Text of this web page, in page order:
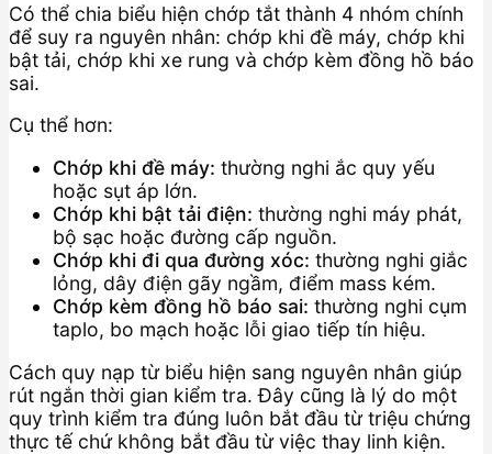
Có thể chia biểu hiện chớp tắt thành 4 nhóm chính
để suy ra nguyên nhân: chớp khi đề máy, chớp khi
bật tải, chớp khi xe rung và chớp kèm đồng hồ báo
sai.
Cụ thể hơn:
Chớp khi đề máy: thường nghi ắc quy yếu
hoặc sụt áp lớn.
Chớp khi bật tải điện: thường nghi máy phát,
bộ sạc hoặc đường cấp nguồn.
Chớp khi đi qua đường xóc: thường nghi giắc
lỏng, dây điện gãy ngầm, điểm mass kém.
Chớp kèm đồng hồ báo sai: thường nghi cụm
taplo, bo mạch hoặc lỗi giao tiếp tín hiệu.
Cách quy nạp từ biểu hiện sang nguyên nhân giúp
rút ngắn thời gian kiểm tra. Đây cũng là lý do một
quy trình kiểm tra đúng luôn bắt đầu từ triệu chứng
thực tế chứ không bắt đầu từ việc thay linh kiện.